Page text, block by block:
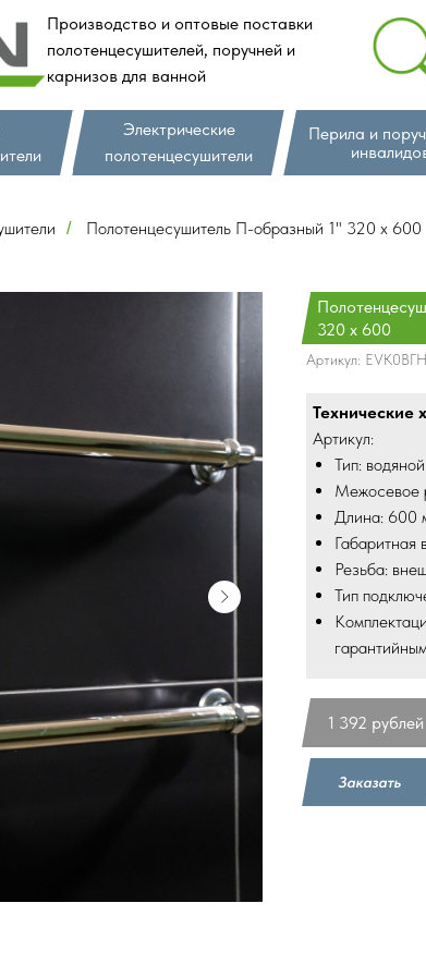
Перила и
Производство и оптовые поставки
полотенцесушителей, поручней и
карнизов для ванной
Электрические
полотенцесушители
/ Полотенцесушитель П-образный 1" 320 х 600
320 х 600
Артикул:
1 392 рублей
Технические
Артикул:
Тип: водяной
Межосевое
Длина: 600
Габаритная
Резьба:
Тип
Заказать